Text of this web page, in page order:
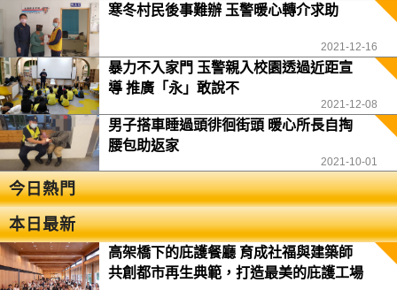
寒冬村民後事難辦 玉警暖心轉介求助
2021-12-16
暴力不入家門 玉警親入校園透過近距宣
導 推廣「永」敢說不
2021-12-08
男子搭車睡過頭徘徊街頭 暖心所長自掏
腰包助返家
2021-10-01
今日熱門
本日最新
高架橋下的庇護餐廳 育成社福與建築師
共創都市再生典範，打造最美的庇護工場